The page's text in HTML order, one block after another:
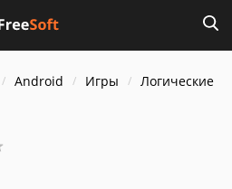
Android Игры
Логические